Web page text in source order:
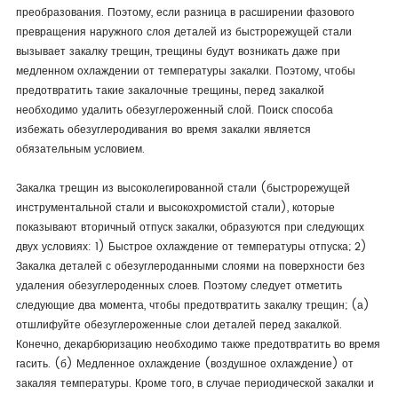
преобразования. Поэтому, если разница в расширении фазового
превращения наружного слоя деталей из быстрорежущей стали
вызывает закалку трещин, трещины будут возникать даже при
медленном охлаждении от температуры закалки. Поэтому, чтобы
предотвратить такие закалочные трещины, перед закалкой
необходимо удалить обезуглероженный слой. Поиск способа
избежать обезуглеродивания во время закалки является
обязательным условием.
Закалка трещин из высоколегированной стали (быстрорежущей
инструментальной стали и высокохромистой стали), которые
показывают вторичный отпуск закалки, образуются при следующих
двух условиях: 1) Быстрое охлаждение от температуры отпуска; 2)
Закалка деталей с обезуглероданными слоями на поверхности без
удаления обезуглероденных слоев. Поэтому следует отметить
следующие два момента, чтобы предотвратить закалку трещин; (а)
отшлифуйте обезуглероженные слои деталей перед закалкой.
Конечно, декарбюризацию необходимо также предотвратить во время
гасить. (б) Медленное охлаждение (воздушное охлаждение) от
закаляя температуры. Кроме того, в случае периодической закалки и